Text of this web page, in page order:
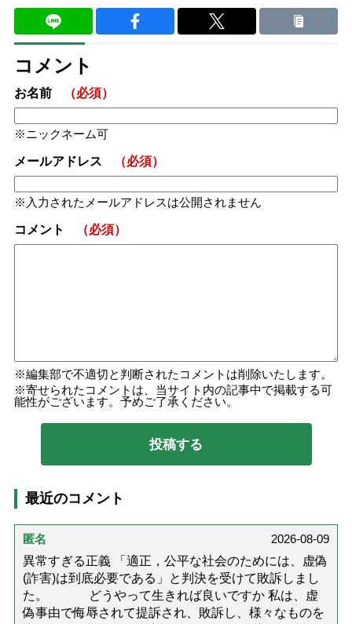
コメント
お名前 （必須）
ニックネーム可
メールアドレス （必須）
入力されたメールアドレスは公開されません
コメント （必須）
編集部で不適切と判断されたコメントは削除いたします。
寄せられたコメントは、当サイト内の記事中で掲載する可
能性がございます。予めご了承ください。
最近のコメント
匿名
2026-08-09
異常すぎる正義 「適正，公平な社会のためには、虚偽
(詐害)は到底必要である」と判決を受けて敗訴しまし
た。 どうやって生きれば良いですか 私は、虚
偽事由で侮辱されて提訴され、敗訴し、様々なものを